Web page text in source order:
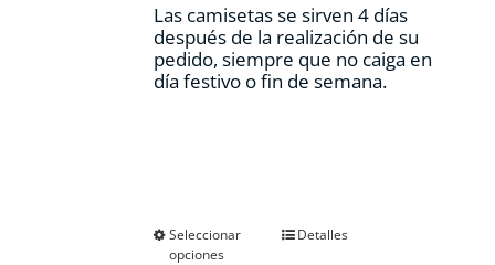
Las camisetas se sirven 4 días
después de la realización de su
pedido, siempre que no caiga en
día festivo o fin de semana.
Seleccionar
opciones
EsteDetalles